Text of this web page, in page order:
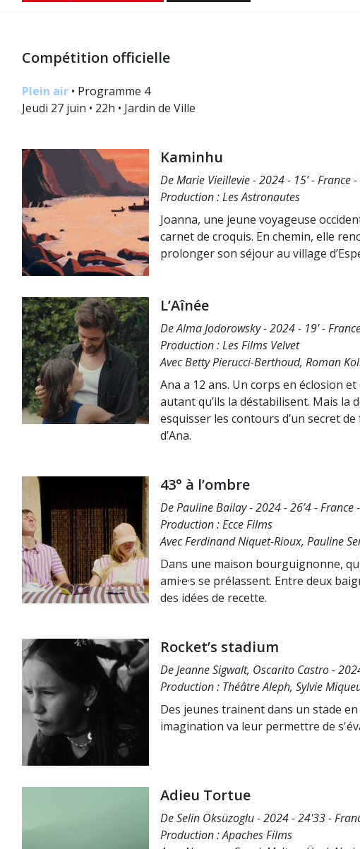
Compétition officielle
Plein air • Programme 4
Jeudi 27 juin • 22h • Jardin de Ville
Kaminhu
De Marie Vieillevie - 2024 - 15’ - France
Production : Les Astronautes
Joanna, une jeune voyageuse
carnet de croquis. En chemin, elle
prolonger son séjour au village
L’Aînée
De Alma Jodorowsky - 2024 - 19' -
Production : Les Films Velvet
Avec Betty Pierucci-Berthoud, Roman
Ana a 12 ans. Un corps en éclosion
autant qu’ils la déstabilisent. Mais la
esquisser les contours d’un secret
d’Ana.
43° à l’ombre
De Pauline Bailay - 2024 - 26’4 - France
Production : Ecce Films
Avec Ferdinand Niquet-Rioux, Pauline
Dans une maison bourguignonne,
ami·e·s se prélassent. Entre deux
des idées de recette.
Rocket’s stadium
De Jeanne Sigwalt, Oscarito Castro -
Production : Théâtre Aleph, Sylvie
Des jeunes trainent dans un stade
imagination va leur permettre de
Adieu Tortue
De Selin Öksüzoglu - 2024 - 24'33 -
Production : Apaches Films